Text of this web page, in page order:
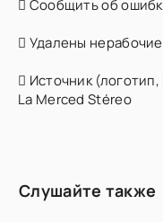
Сообщить об
Удалены
Источник
La Merced Stéreo
Слушайте также